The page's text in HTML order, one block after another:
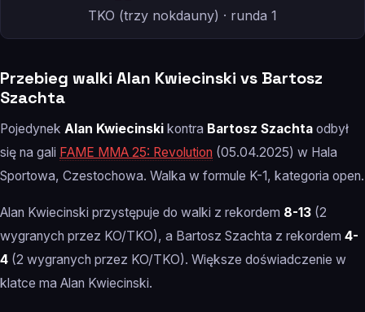
TKO (trzy nokdauny) · runda 1
Przebieg walki Alan Kwiecinski vs Bartosz
Szachta
Pojedynek Alan Kwiecinski kontra Bartosz Szachta odbył
się na gali FAME MMA 25: Revolution (05.04.2025) w Hala
Sportowa, Czestochowa. Walka w formule K-1, kategoria open.
Alan Kwiecinski przystępuje do walki z rekordem 8-13 (2
wygranych przez KO/TKO), a Bartosz Szachta z rekordem 4-
4 (2 wygranych przez KO/TKO). Większe doświadczenie w
klatce ma Alan Kwiecinski.